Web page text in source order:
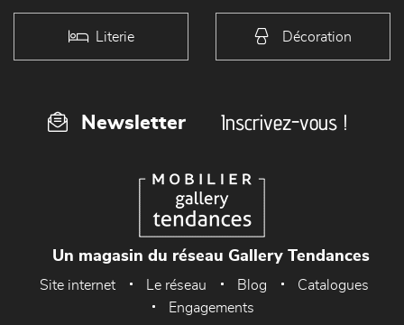
Literie Décoration
Newsletter Inscrivez-vous !
Un magasin du réseau Gallery Tendances
Site internet Le réseau Blog
Catalogues
Engagements